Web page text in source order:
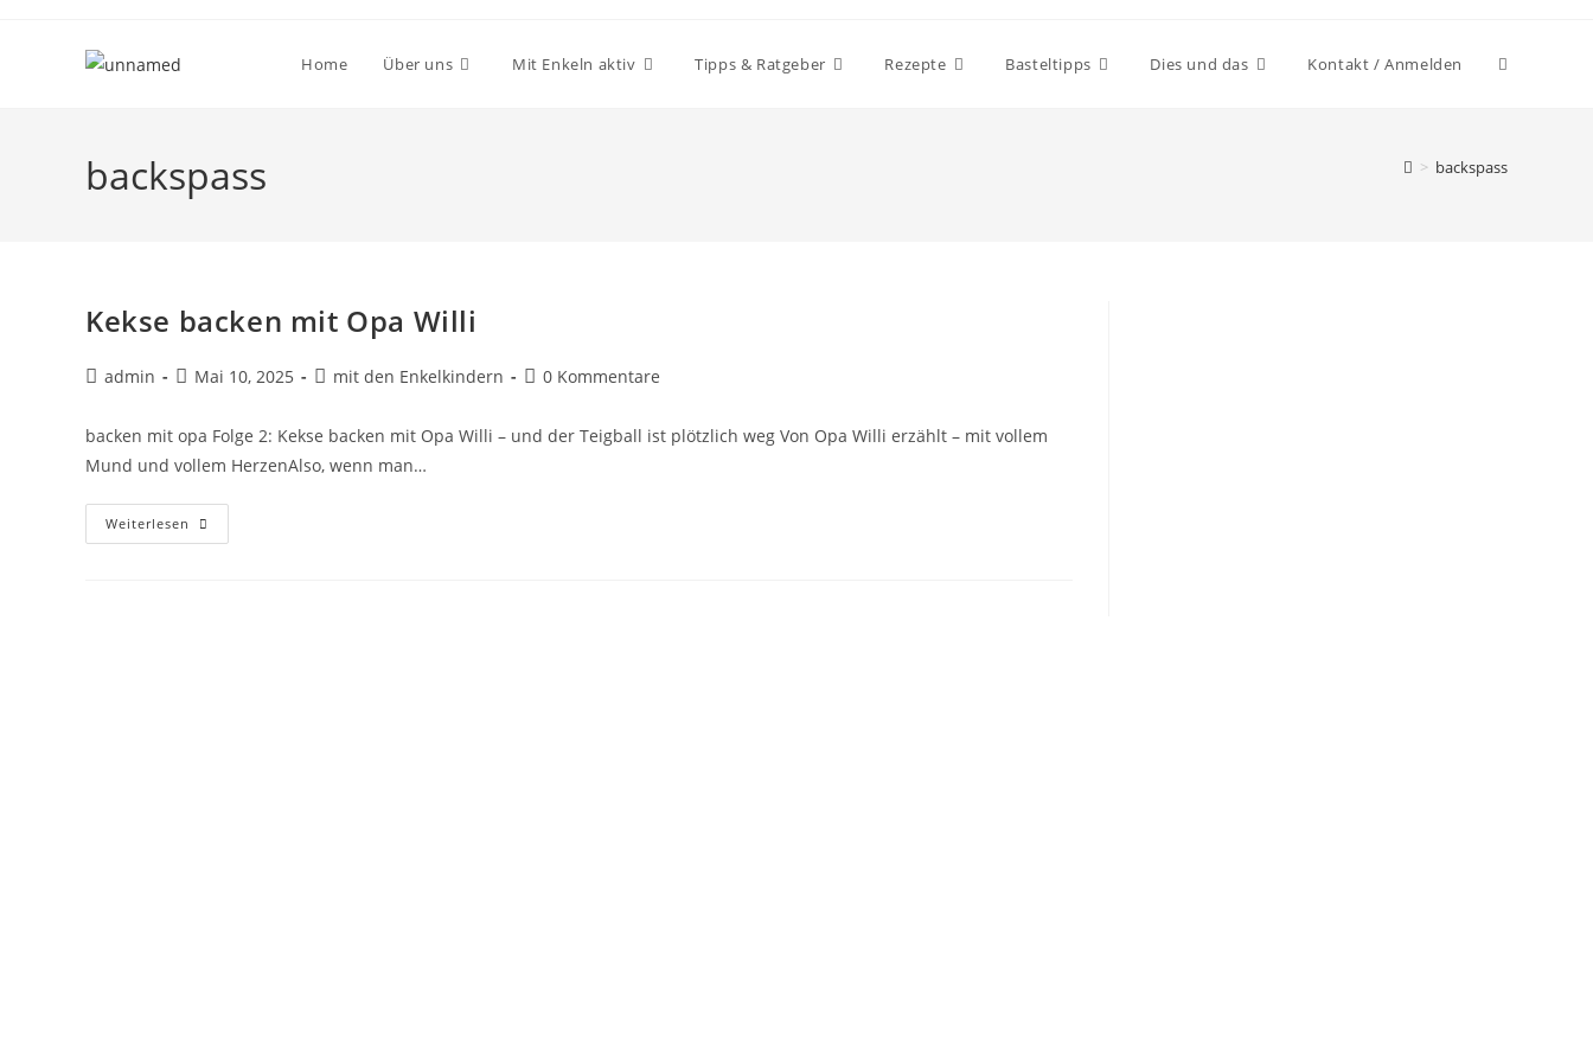
Home Über uns Mit Enkeln aktiv Tipps & Ratgeber Rezepte Basteltipps Dies und das Kontakt / Anmelden
backspass > backspass
Kekse backen mit Opa Willi
admin Mai 10, 2025 mit den Enkelkindern 0 Kommentare
backen mit opa Folge 2: Kekse backen mit Opa Willi – und der Teigball ist plötzlich weg Von Opa Willi erzählt – mit vollem
Mund und vollem HerzenAlso, wenn man…
Weiterlesen